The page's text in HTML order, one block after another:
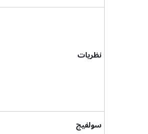
نظريات
سولفيج